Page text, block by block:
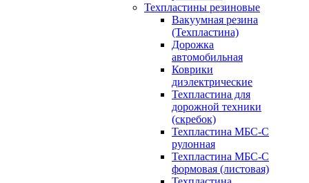
Техпластины резиновые
Вакуумная резина
(Техпластина)
Дорожка
автомобильная
Коврики
диэлектрические
Техпластина для
дорожной техники
(скребок)
Техпластина МБС-С
рулонная
Техпластина МБС-С
формовая (листовая)